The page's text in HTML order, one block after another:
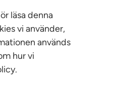
läsa denna
vi använder,
används
hur vi